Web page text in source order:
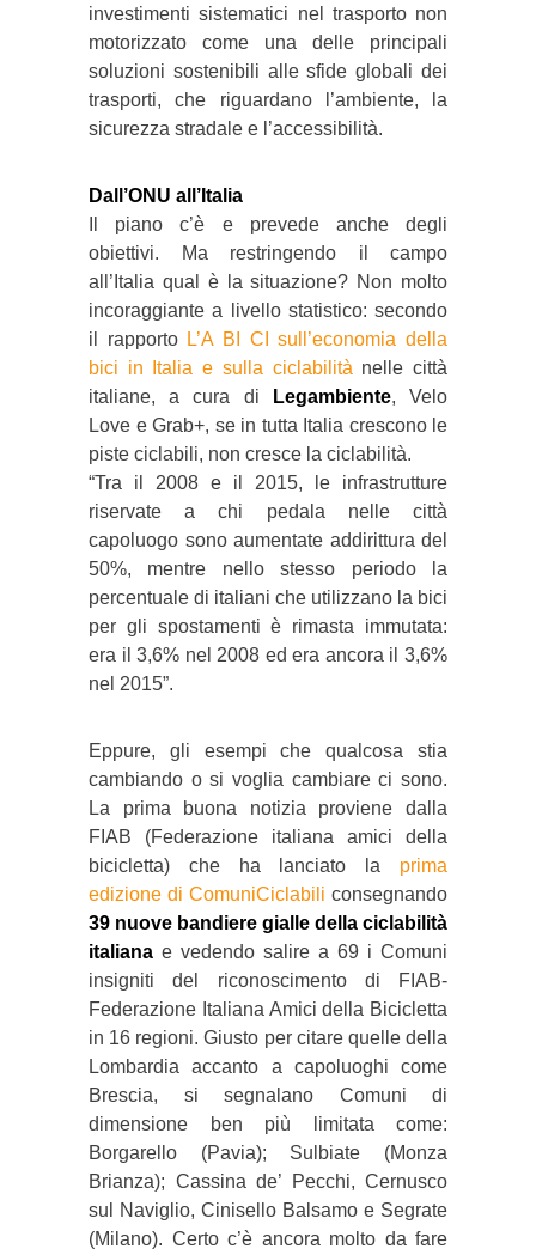
investimenti sistematici nel trasporto non
motorizzato come una delle principali
soluzioni sostenibili alle sfide globali dei
trasporti, che riguardano l’ambiente, la
sicurezza stradale e l’accessibilità.
Dall’ONU all’Italia
Il piano c’è e prevede anche degli
obiettivi. Ma restringendo il campo
all’Italia qual è la situazione? Non molto
incoraggiante a livello statistico: secondo
il rapporto L’A BI CI sull’economia della
bici in Italia e sulla ciclabilità nelle città
italiane, a cura di
Legambiente, Velo
Love e Grab+, se in tutta Italia crescono le
piste ciclabili, non cresce la ciclabilità.
“Tra il 2008 e il 2015, le infrastrutture
riservate a chi pedala nelle città
capoluogo sono aumentate addirittura del
50%, mentre nello stesso periodo la
percentuale di italiani che utilizzano la bici
per gli spostamenti è rimasta immutata:
era il 3,6% nel 2008 ed era ancora il 3,6%
nel 2015”.
Eppure, gli esempi che qualcosa stia
cambiando o si voglia cambiare ci sono.
La prima buona notizia proviene dalla
FIAB (Federazione italiana amici della
bicicletta) che ha lanciato la prima
edizione di ComuniCiclabili consegnando
39 nuove bandiere gialle della ciclabilità
italiana e vedendo salire a 69 i Comuni
insigniti del riconoscimento di FIAB-
Federazione Italiana Amici della Bicicletta
in 16 regioni. Giusto per citare quelle della
Lombardia accanto a capoluoghi come
Brescia, si segnalano Comuni di
dimensione ben più limitata come:
Borgarello (Pavia); Sulbiate (Monza
Brianza); Cassina de’ Pecchi, Cernusco
sul Naviglio, Cinisello Balsamo e Segrate
(Milano). Certo c’è ancora molto da fare